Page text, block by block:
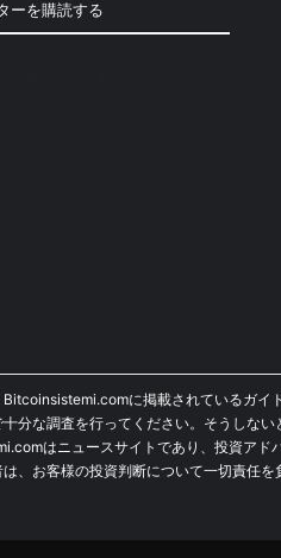
ーを購読する
Bitcoinsistemi.comに掲載されているガイ
分な調査を行ってください。そうしな
はニュースサイトであり、投資アド
、お客様の投資判断について一切責任を